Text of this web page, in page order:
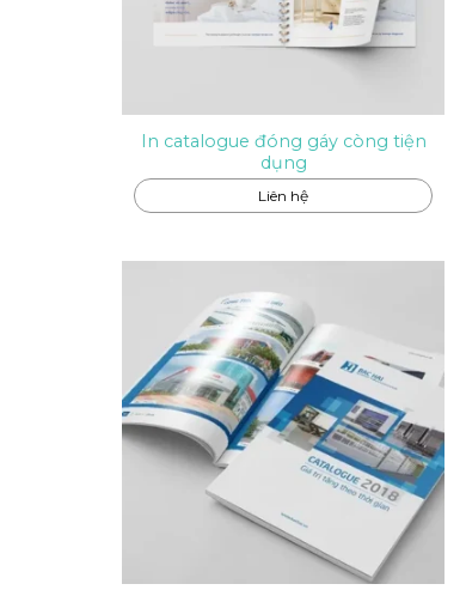
In catalogue đóng gáy còng tiện
dụng
Liên hệ